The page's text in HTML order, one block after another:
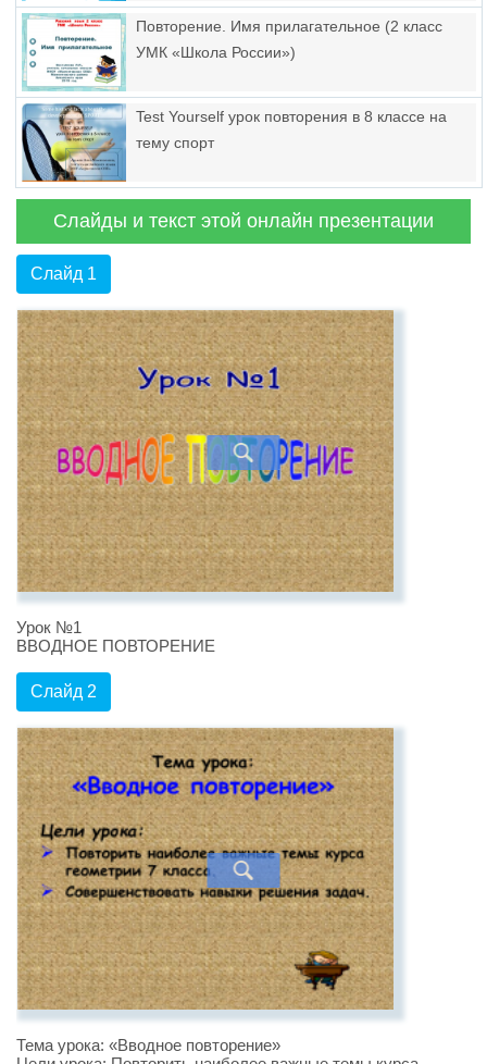
Повторение. Имя прилагательное (2 класс
УМК «Школа России»)
Test Yourself урок повторения в 8 классе на
тему спорт
Слайды и текст этой онлайн презентации
Слайд 1
Урок №1
ВВОДНОЕ ПОВТОРЕНИЕ
Слайд 2
Тема урока: «Вводное повторение»